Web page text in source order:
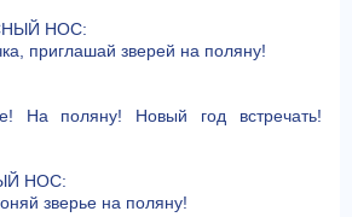
НОС:
приглашай зверей на поляну!
На поляну! Новый год встречать!
НОС:
зверье на поляну!